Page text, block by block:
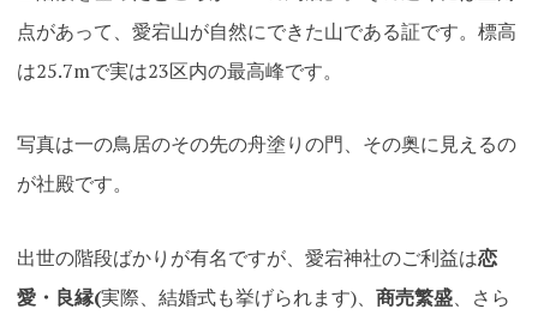
点があって、愛宕山が自然にできた山である証です。標高
は25.7mで実は23区内の最高峰です。
写真は一の鳥居のその先の舟塗りの門、その奥に見えるの
が社殿です。
出世の階段ばかりが有名ですが、愛宕神社のご利益は恋
愛・良縁(実際、結婚式も挙げられます)、 商売繁盛、さら